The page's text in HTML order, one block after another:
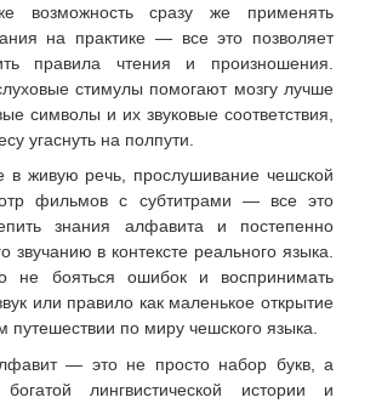
возможность сразу же применять
на практике — все это позволяет
правила чтения и произношения.
стимулы помогают мозгу лучше
символы и их звуковые соответствия,
угаснуть на полпути.
в живую речь, прослушивание чешской
фильмов с субтитрами — все это
знания алфавита и постепенно
звучанию в контексте реального языка.
не бояться ошибок и воспринимать
или правило как маленькое открытие
путешествии по миру чешского языка.
— это не просто набор букв, а
богатой лингвистической истории и